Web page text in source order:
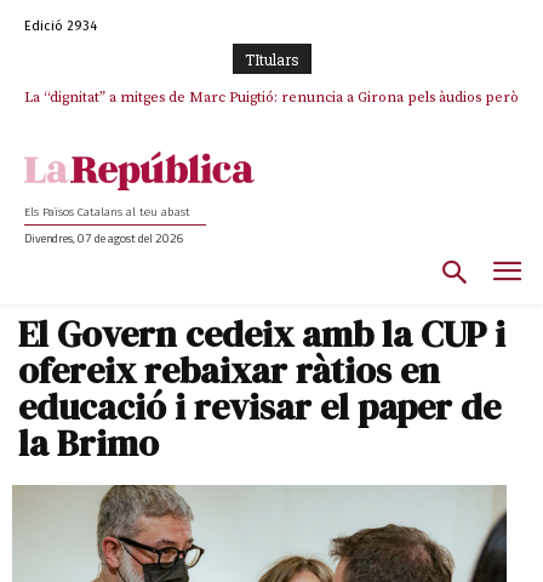
Edició 2934
TItulars
La “dignitat” a mitges de Marc Puigtió: renuncia a Girona pels àudios però
Junts exigeix que Catalunya quedi “fora” del repartiment dels menors
Els Països Catalans al teu abast
Divendres, 07 de agost del 2026
El Govern cedeix amb la CUP i
ofereix rebaixar ràtios en
educació i revisar el paper de
la Brimo